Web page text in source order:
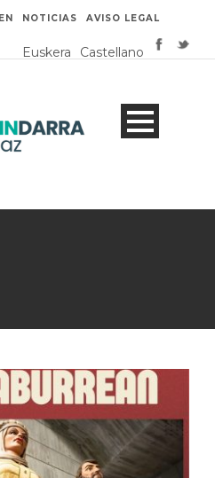
NOTICIAS AVISO LEGAL
Euskera Castellano